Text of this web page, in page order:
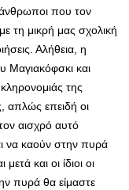
άνθρωποι που τον
τη μικρή μας σχολική
Αλήθεια, η
Μαγιακόφσκι και
της
απλώς επειδή οι
αισχρό αυτό
να καούν στην πυρά
και οι ίδιοι οι
πυρά θα είμαστε